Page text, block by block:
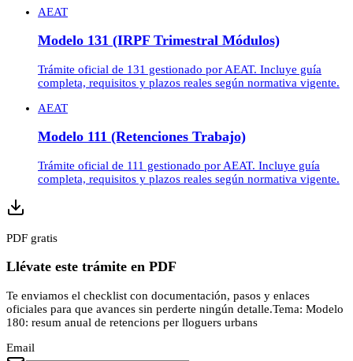
AEAT
Modelo 131 (IRPF Trimestral Módulos)
Trámite oficial de 131 gestionado por AEAT. Incluye guía
completa, requisitos y plazos reales según normativa vigente.
AEAT
Modelo 111 (Retenciones Trabajo)
Trámite oficial de 111 gestionado por AEAT. Incluye guía
completa, requisitos y plazos reales según normativa vigente.
PDF gratis
Llévate este trámite en PDF
Te enviamos el checklist con documentación, pasos y enlaces
oficiales para que avances sin perderte ningún detalle.Tema: Modelo
180: resum anual de retencions per lloguers urbans
Email